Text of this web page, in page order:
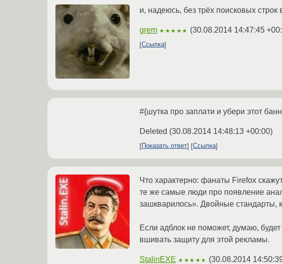
и, надеюсь, без трёх поисковых строк
grem ★★★★★ (30.08.2014 14:47:45
Ссылка
#{шутка про заплати и убери этот
Deleted (30.08.2014 14:48:13 +00:00)
Показать ответ Ссылка
Что характерно: фанаты Firefox
те же самые люди про появление
зашкварилось». Двойные стандарты,
Если адблок не поможет, думаю,
вшивать защиту для этой рекламы.
StalinEXE ★★★★★ (30.08.2014